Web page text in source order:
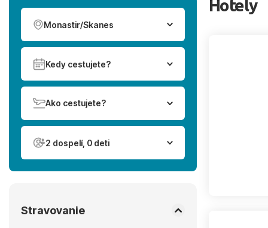
Monastir/Skanes
Kedy cestujete?
Ako cestujete?
2 dospelí, 0 deti
Stravovanie
Hotely